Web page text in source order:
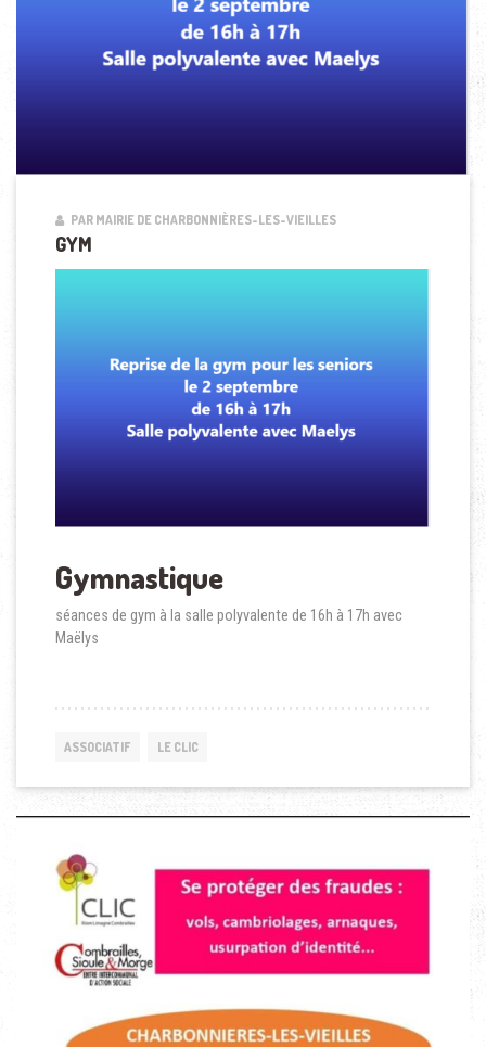
PAR MAIRIE DE CHARBONNIÈRES-LES-VIEILLES
GYM
Gymnastique
séances de gym à la salle polyvalente de 16h à 17h avec
Maëlys
ASSOCIATIF LE CLIC